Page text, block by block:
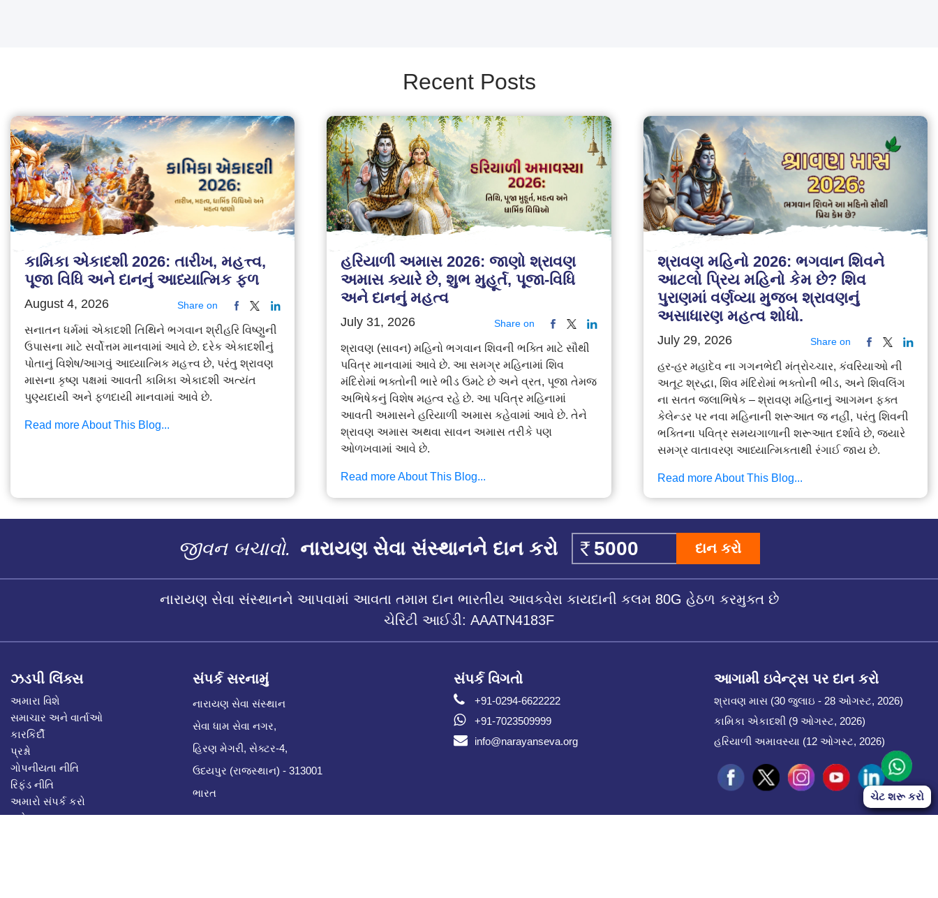
Start Chat
Recent Posts
કામિકા એકાદશી 2026: તારીખ, મહત્ત્વ,
પૂજા વિધિ અને દાનનું આધ્યાત્મિક ફળ
August 4, 2026 Share on
સનાતન ધર્મમાં એકાદશી તિથિને ભગવાન શ્રીહરિ વિષ્ણુની
ઉપાસના માટે સર્વોત્તમ માનવામાં આવે છે. દરેક એકાદશીનું
પોતાનું વિશેષ/આગવું આધ્યાત્મિક મહત્ત્વ છે, પરંતુ શ્રાવણ
માસના કૃષ્ણ પક્ષમાં આવતી કામિકા એકાદશી અત્યંત
પુણ્યદાયી અને ફળદાયી માનવામાં આવે છે.
Read more About This Blog...
હરિયાળી અમાસ 2026: જાણો શ્રાવણ
અમાસ ક્યારે છે, શુભ મુહૂર્ત, પૂજા-વિધિ
અને દાનનું મહત્વ
July 31, 2026 Share on
શ્રાવણ (સાવન) મહિનો ભગવાન શિવની ભક્તિ માટે સૌથી
પવિત્ર માનવામાં આવે છે. આ સમગ્ર મહિનામાં શિવ
મંદિરોમાં ભક્તોની ભારે ભીડ ઉમટે છે અને વ્રત, પૂજા તેમજ
અભિષેકનું વિશેષ મહત્વ રહે છે. આ પવિત્ર મહિનામાં
આવતી અમાસને હરિયાળી અમાસ કહેવામાં આવે છે. તેને
શ્રાવણ અમાસ અથવા સાવન અમાસ તરીકે પણ
ઓળખવામાં આવે છે.
Read more About This Blog...
શ્રાવણ મહિનો 2026: ભગવાન શિવને
આટલો પ્રિય મહિનો કેમ છે? શિવ
પુરાણમાં વર્ણવ્યા મુજબ શ્રાવણનું
અસાધારણ મહત્વ શોધો.
July 29, 2026 Share on
હર-હર મહાદેવ ના ગગનભેદી મંત્રોચ્ચાર, કંવરિયાઓ ની
અતૂટ શ્રદ્ધા, શિવ મંદિરોમાં ભક્તોની ભીડ, અને શિવલિંગ
ના સતત જલાભિષેક – શ્રાવણ મહિનાનું આગમન ફક્ત
કેલેન્ડર પર નવા મહિનાની શરૂઆત જ નહીં, પરંતુ શિવની
ભક્તિના પવિત્ર સમયગાળાની શરૂઆત દર્શાવે છે, જ્યારે
સમગ્ર વાતાવરણ આધ્યાત્મિકતાથી રંગાઈ જાય છે.
Read more About This Blog...
ચેટ શરૂ કરો
જીવન બચાવો. નારાયણ સેવા સંસ્થાનને દાન કરો દાન કરો
નારાયણ સેવા સંસ્થાનને આપવામાં આવતા તમામ દાન ભારતીય આવકવેરા કાયદાની કલમ 80G હેઠળ કરમુક્ત છે
ચેરિટી આઈડી: AAATN4183F
ઝડપી લિંક્સ
અમારા વિશે
સમાચાર અને વાર્તાઓ
કારકિર્દી
પ્રશ્નો
ગોપનીયતા નીતિ
રિફંડ નીતિ
અમારો સંપર્ક કરો
બ્લોગ
સંપર્ક સરનામું
નારાયણ સેવા સંસ્થાન
સેવા ધામ સેવા નગર,
હિરણ મેગરી, સેક્ટર-4,
ઉદયપુર (રાજસ્થાન) - 313001
ભારત
સંપર્ક વિગતો
+91-0294-6622222
+91-7023509999
info@narayanseva.org
આગામી ઇવેન્ટ્સ પર દાન કરો
શ્રાવણ માસ (30 જુલાઇ - 28 ઓગસ્ટ, 2026)
કામિકા એકાદશી (9 ઓગસ્ટ, 2026)
હરિયાળી અમાવસ્યા (12 ઓગસ્ટ, 2026)